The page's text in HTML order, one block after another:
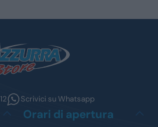
Scrivici su Whatsapp
Orari di apertura